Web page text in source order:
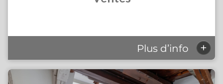
Plus d’info +